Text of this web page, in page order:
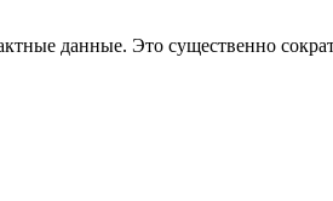
данные. Это существенно